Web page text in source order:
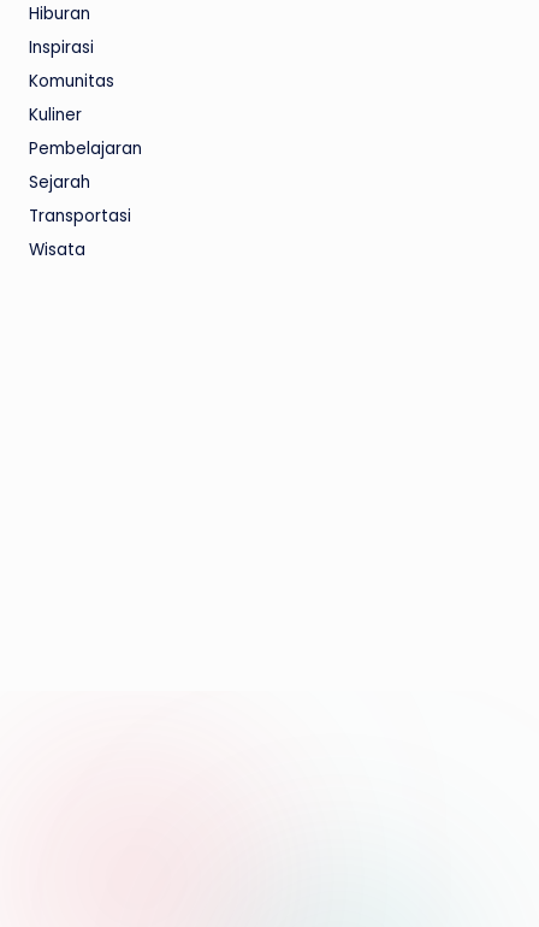
Hiburan
Inspirasi
Komunitas
Kuliner
Pembelajaran
Sejarah
Transportasi
Wisata